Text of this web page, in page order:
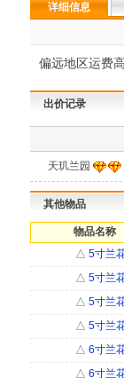
详细信息
偏远地区运费
出价记录
天玑兰园
其他物品
物品名称
△ 5寸兰
△ 5寸兰
△ 5寸兰
△ 5寸兰
△ 6寸兰
△ 6寸兰